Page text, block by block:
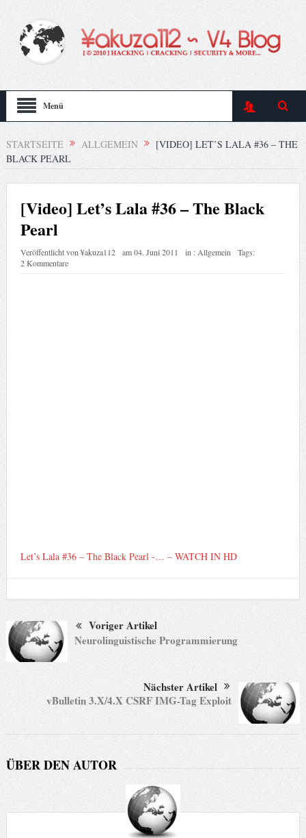
Menü
STARTSEITE ALLGEMEIN
[VIDEO] LET’S LALA #36 – THE
BLACK PEARL
[Video] Let’s Lala #36 – The Black
Pearl
Veröffentlicht von¥akuza112 am04. Juni 2011 in : Allgemein
Tags:
2 Kommentare
Let’s Lala #36 – The Black Pearl -… – WATCH IN HD
Voriger Artikel
Neurolinguistische Programmierung
Nächster Artikel
vBulletin 3.X/4.X CSRF IMG-Tag Exploit
ÜBER DEN AUTOR